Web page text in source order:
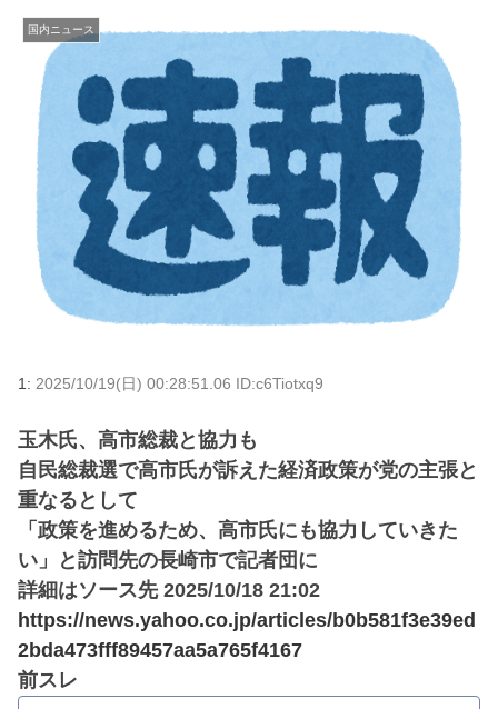
国内ニュース
1: 2025/10/19(日) 00:28:51.06 ID:c6Tiotxq9
玉木氏、高市総裁と協力も
自民総裁選で高市氏が訴えた経済政策が党の主張と
重なるとして
「政策を進めるため、高市氏にも協力していきた
い」と訪問先の長崎市で記者団に
詳細はソース先 2025/10/18 21:02
https://news.yahoo.co.jp/articles/b0b581f3e39ed
2bda473fff89457aa5a765f4167
前スレ